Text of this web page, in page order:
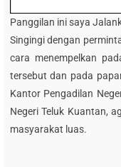
Panggilan ini saya
Singingi dengan
cara menempelkan
tersebut dan pada
Kantor Pengadilan
Negeri Teluk Kuantan,
masyarakat luas.